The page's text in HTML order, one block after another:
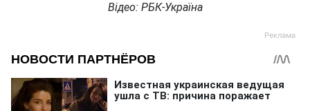
Відео: РБК-Україна